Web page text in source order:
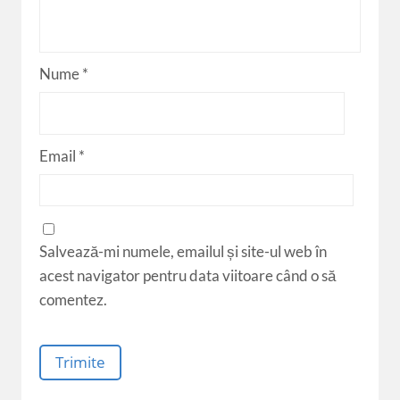
Nume*
Email *
Salvează-mi numele, emailul și site-ul web în
acest navigator pentru data viitoare când o să
comentez.